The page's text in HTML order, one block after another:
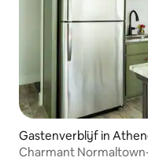
Gastenverblijf in
Charmant